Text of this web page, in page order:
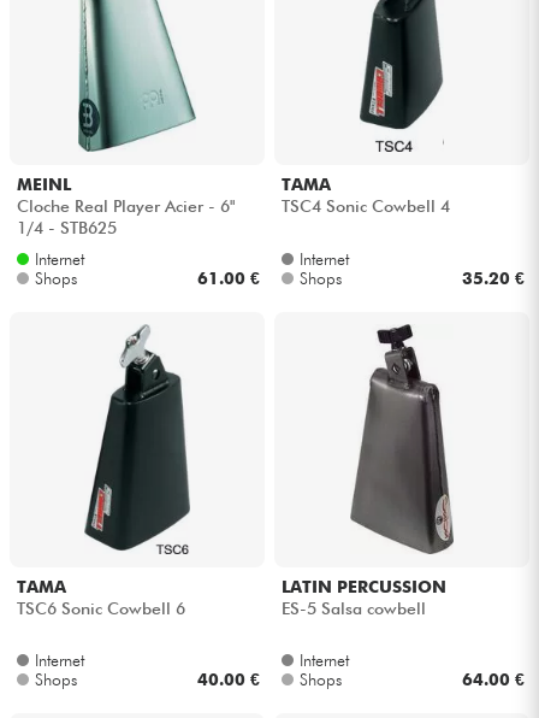
MEINL
Cloche Real Player Acier - 6"
1/4 - STB625
Internet
Shops
61.00 €
TAMA
TSC4 Sonic Cowbell 4
Internet
Shops
35.20 €
TAMA
TSC6 Sonic Cowbell 6
Internet
Shops
40.00 €
LATIN PERCUSSION
ES-5 Salsa cowbell
Internet
Shops
64.00 €